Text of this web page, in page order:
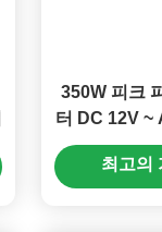
350W 피크
터 DC 12V ~
최고의